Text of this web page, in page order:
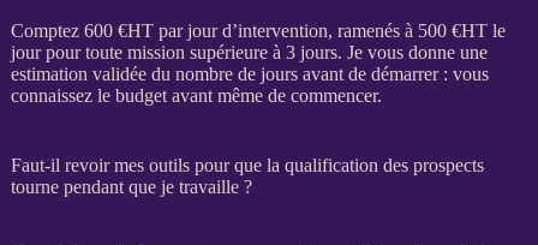
Comptez 600 €HTpar jour d’intervention, ramenés à 500 €HTle
jour pour toute mission supérieure à 3 jours. Je vous donne une
estimation validée du nombre de jours avant de démarrer : vous
connaissez le budget avant même de commencer.
Faut-il revoir mes outils pour que la qualification des prospects
tourne pendant que je travaille ?